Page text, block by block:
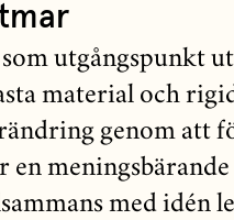
utgångspunkt
material och
genom att
en
med idén